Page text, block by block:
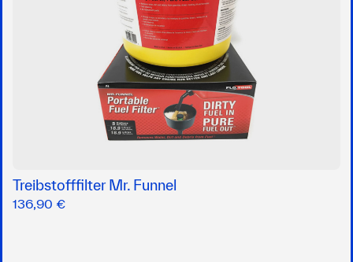
Treibstofffilter Mr. Funnel
136,90 €